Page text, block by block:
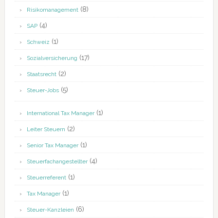
Risikomanagement(8)
SAP(4)
Schweiz (1)
Sozialversicherung (17)
Staatsrecht(2)
Steuer-Jobs(5)
International Tax Manager(1)
Leiter Steuern (2)
Senior Tax Manager(1)
Steuerfachangestellter(4)
Steuerreferent(1)
Tax Manager(1)
Steuer-Kanzleien (6)